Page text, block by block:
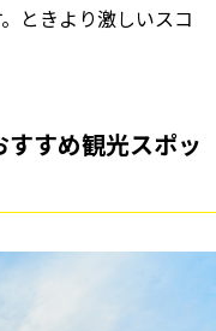
ときより激しいスコ
すめ観光スポッ